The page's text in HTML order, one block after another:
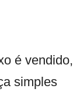
é vendido,
simples